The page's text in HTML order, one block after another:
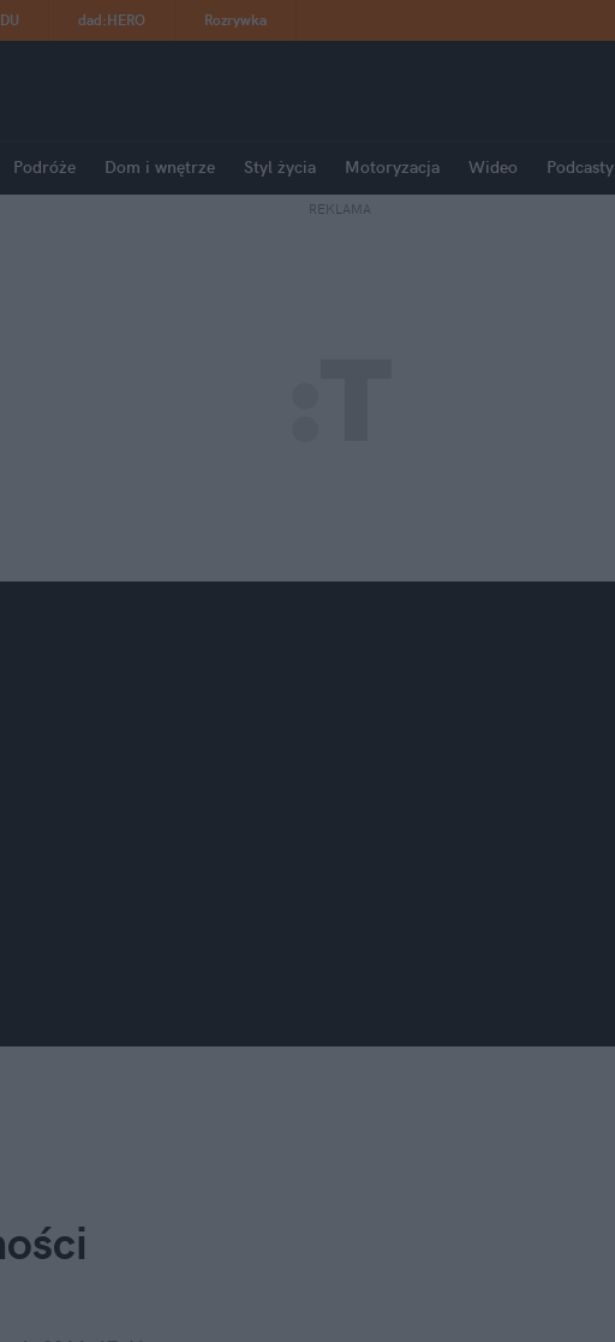
DU dad:HERO Rozrywka
Podróże Dom i wnętrze Styl życia Motoryzacja Wideo Podcasty
REKLAMA